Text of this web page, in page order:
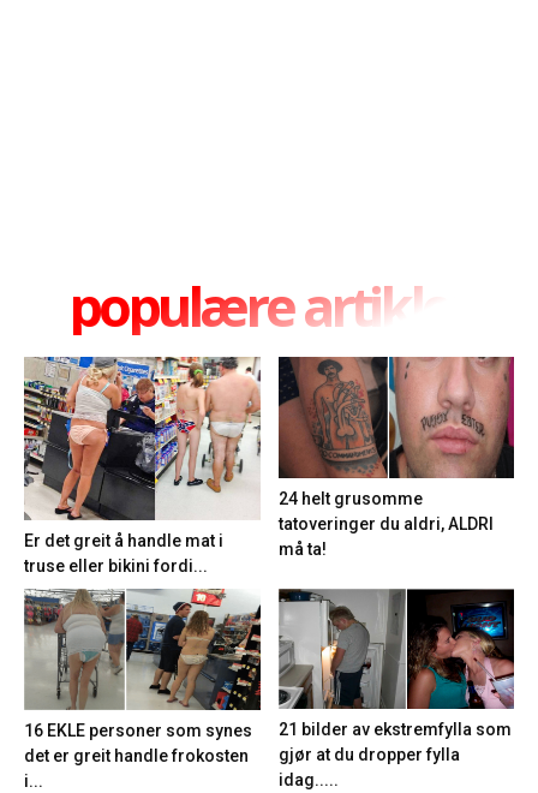
populære artikler
Er det greit å handle mat i
truse eller bikini fordi...
24 helt grusomme
tatoveringer du aldri, ALDRI
må ta!
16 EKLE personer som synes
det er greit handle frokosten
i...
21 bilder av ekstremfylla som
gjør at du dropper fylla
idag.....